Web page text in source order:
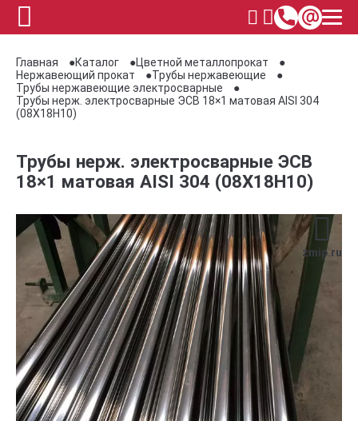
Главная Каталог
Цветной металлопрокат
Нержавеющий прокат
Трубы нержавеющие
Трубы нержавеющие электросварные
Трубы нерж. электросварные ЭСВ 18×1 матовая AISI 304
(08Х18Н10)
Трубы нерж. электросварные ЭСВ
18×1 матовая AISI 304 (08Х18Н10)
zmip.ru